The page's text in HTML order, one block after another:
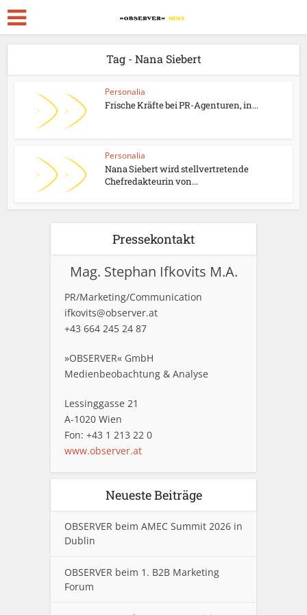
Tag - Nana Siebert
Personalia
Frische Kräfte bei PR-Agenturen, in...
Personalia
Nana Siebert wird stellvertretende
Chefredakteurin von...
Pressekontakt
Mag. Stephan Ifkovits M.A.
PR/Marketing/Communication
ifkovits@observer.at
+43 664 245 24 87
»OBSERVER« GmbH
Medienbeobachtung & Analyse
Lessinggasse 21
A-1020 Wien
Fon: +43 1 213 22 0
www.observer.at
Neueste Beiträge
OBSERVER beim AMEC Summit 2026 in
Dublin
OBSERVER beim 1. B2B Marketing
Forum